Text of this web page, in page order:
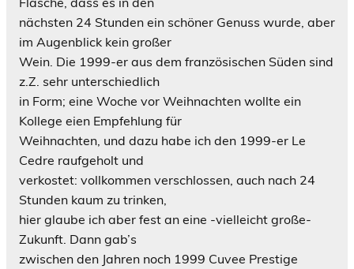
nächsten 24 Stunden ein schöner Genuss wurde, aber
im Augenblick kein großer
Wein. Die 1999-er aus dem französischen Süden sind
z.Z. sehr unterschiedlich
in Form; eine Woche vor Weihnachten wollte ein
Kollege eien Empfehlung für
Weihnachten, und dazu habe ich den 1999-er Le
Cedre raufgeholt und
verkostet: vollkommen verschlossen, auch nach 24
Stunden kaum zu trinken,
hier glaube ich aber fest an eine -vielleicht große-
Zukunft. Dann gab’s
zwischen den Jahren noch 1999 Cuvee Prestige